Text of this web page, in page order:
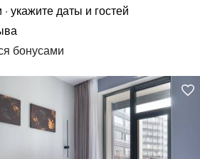
укажите даты и гостей
бонусами